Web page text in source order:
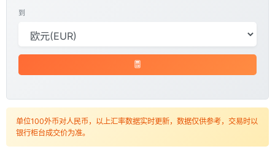
到
单位100外币对人民币，以上汇率数据实时更新，数据仅供参考，交易时以
银行柜台成交价为准。